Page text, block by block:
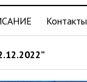
Контакты